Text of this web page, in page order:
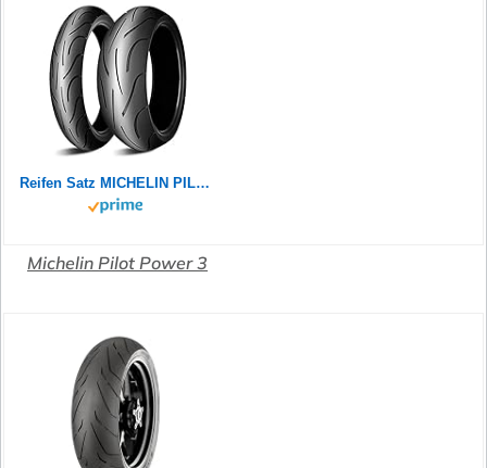
Reifen Satz MICHELIN PILOT POWER 2CT 180/55 ZR17 73W + 120/70 ZR17 58W Motorradreifen Set
Michelin Pilot Power 3